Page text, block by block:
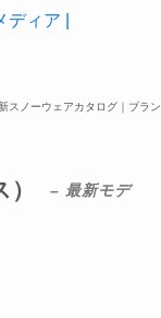
スノーウェアカタログ｜ブラ
– 最新モデ